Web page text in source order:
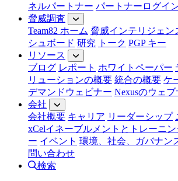
ネルパートナー パートナーログイ
脅威調査
Team82 ホーム 脅威インテリジェン
シュボード 研究 トーク PGP キー
リソース
ブログ レポート ホワイトペーパー
リューションの概要 統合の概要 ケ
デマンドウェビナー Nexusのウェ
会社
会社概要 キャリア リーダーシップ
xCelイネーブルメントとトレーニン
ー イベント 環境、社会、ガバナン
問い合わせ
検索